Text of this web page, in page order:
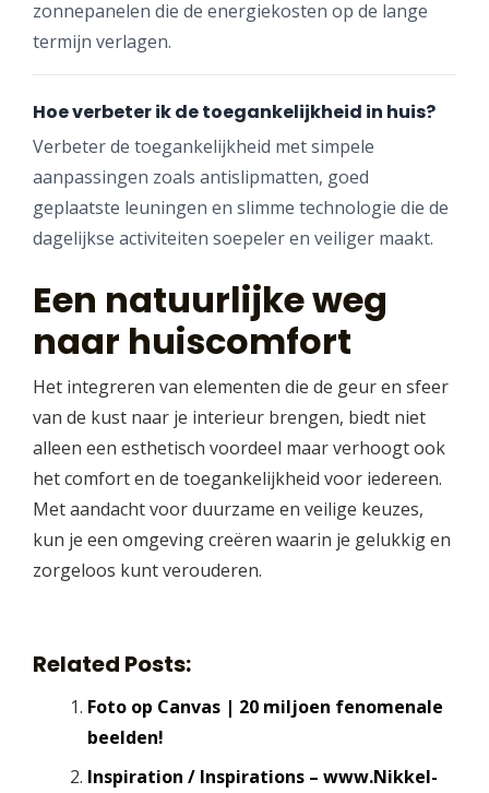
zonnepanelen die de energiekosten op de lange
termijn verlagen.
Hoe verbeter ik de toegankelijkheid in huis?
Verbeter de toegankelijkheid met simpele
aanpassingen zoals antislipmatten, goed
geplaatste leuningen en slimme technologie die de
dagelijkse activiteiten soepeler en veiliger maakt.
Een natuurlijke weg
naar huiscomfort
Het integreren van elementen die de geur en sfeer
van de kust naar je interieur brengen, biedt niet
alleen een esthetisch voordeel maar verhoogt ook
het comfort en de toegankelijkheid voor iedereen.
Met aandacht voor duurzame en veilige keuzes,
kun je een omgeving creëren waarin je gelukkig en
zorgeloos kunt verouderen.
Related Posts:
Foto op Canvas | 20 miljoen fenomenale
beelden!
Inspiration / Inspirations – www.Nikkel-